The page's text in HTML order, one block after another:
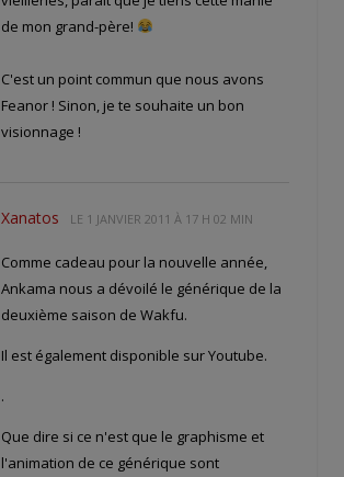
de mon grand-père!
C'est un point commun que nous avons
Feanor ! Sinon, je te souhaite un bon
visionnage !
Xanatos LE 1 JANVIER 2011 À 17 H 02 MIN
Comme cadeau pour la nouvelle année,
Ankama nous a dévoilé le générique de la
deuxième saison de Wakfu.
Il est également disponible sur Youtube.
.
Que dire si ce n'est que le graphisme et
l'animation de ce générique sont